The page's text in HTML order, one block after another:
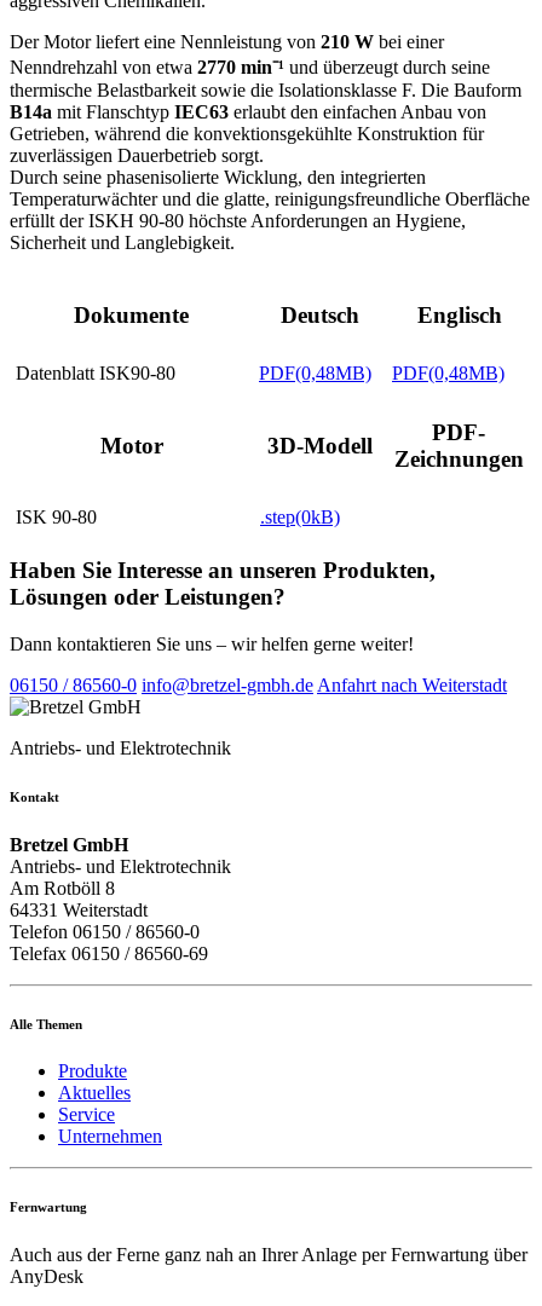
Der Motor liefert eine Nennleistung von 210 W bei einer
Nenndrehzahl von etwa 2770 min⁻¹ und überzeugt durch seine
thermische Belastbarkeit sowie die Isolationsklasse F. Die Bauform
B14a mit Flanschtyp IEC63 erlaubt den einfachen Anbau von
Getrieben, während die konvektionsgekühlte Konstruktion für
zuverlässigen Dauerbetrieb sorgt.
Durch seine phasenisolierte Wicklung, den integrierten
Temperaturwächter und die glatte, reinigungsfreundliche Oberfläche
erfüllt der ISKH 90-80 höchste Anforderungen an Hygiene,
Sicherheit und Langlebigkeit.
Dokumente Deutsch Englisch
Datenblatt ISK90-80 PDF(0,48MB) PDF(0,48MB)
Motor 3D-Modell
PDF-
Zeichnungen
ISK 90-80 .step(0kB)
Haben Sie Interesse an unseren Produkten,
Lösungen oder Leistungen?
Dann kontaktieren Sie uns – wir helfen gerne weiter!
06150 / 86560-0 info@bretzel-gmbh.de Anfahrt nach Weiterstadt
Antriebs- und Elektrotechnik
Kontakt
Bretzel GmbH
Antriebs- und Elektrotechnik
Am Rotböll 8
64331 Weiterstadt
Telefon 06150 / 86560-0
Telefax 06150 / 86560-69
Alle Themen
Produkte
Aktuelles
Service
Unternehmen
Fernwartung
Auch aus der Ferne ganz nah an Ihrer Anlage per Fernwartung über
AnyDesk